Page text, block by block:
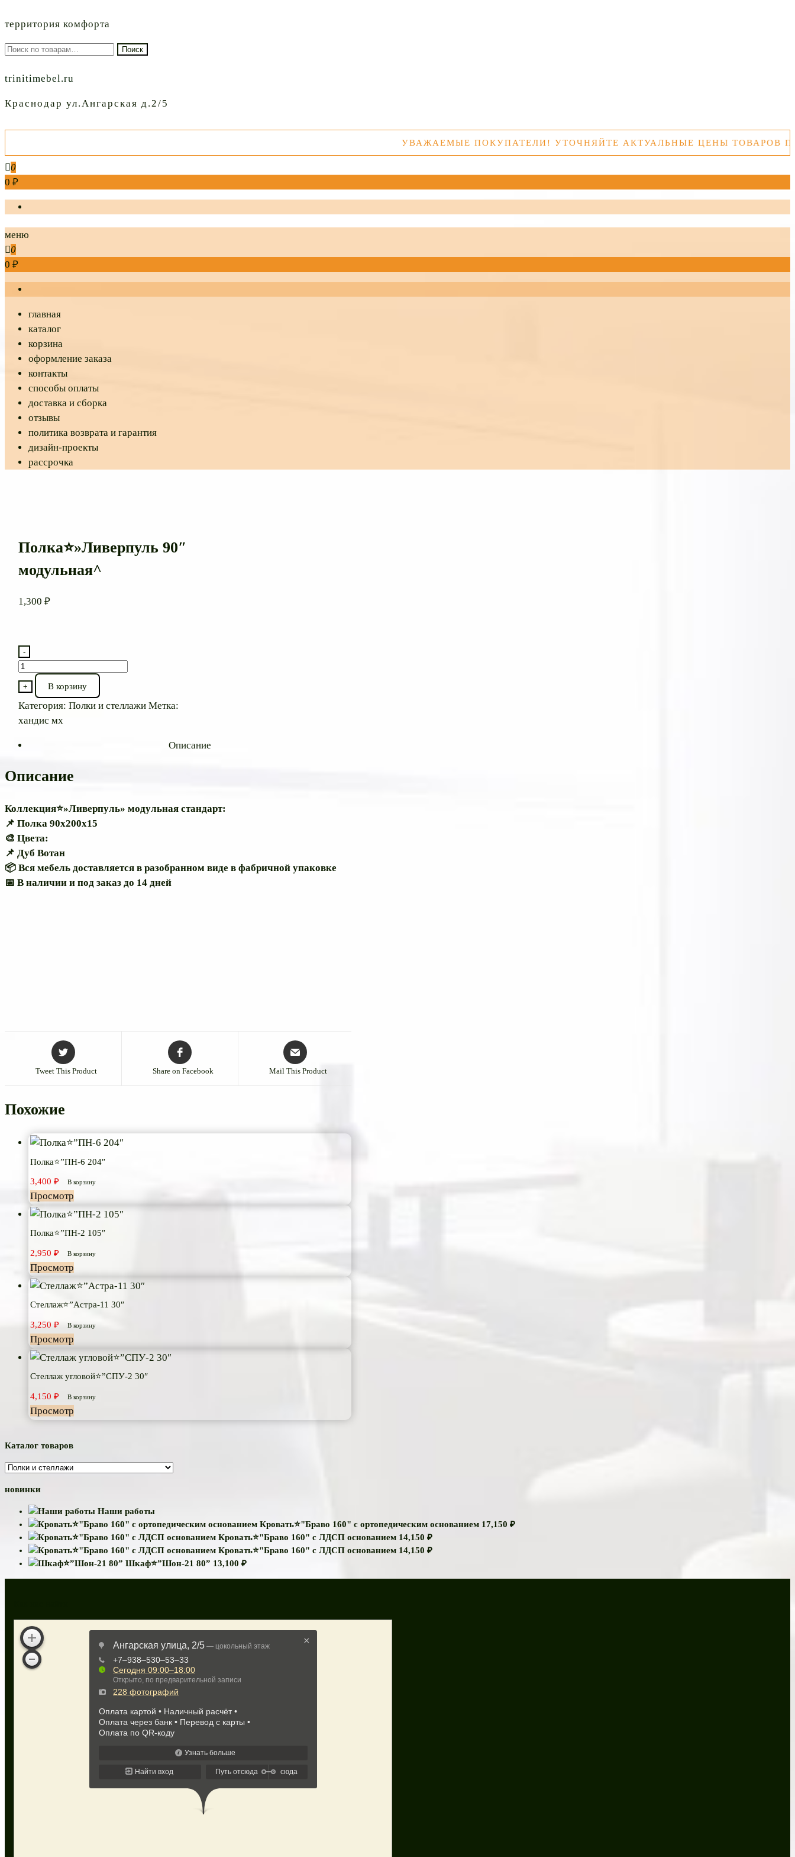
территория комфорта
Искать: Поиск
trinitimebel.ru
Краснодар ул.Ангарская д.2/5
УВАЖАЕМЫЕ ПОКУПАТЕЛИ! УТОЧНЯЙТЕ АКТУАЛЬНЫЕ ЦЕНЫ ТОВАРОВ ПЕРЕД
0
0 ₽
меню
0
0 ₽
главная
каталог
корзина
оформление заказа
контакты
способы оплаты
доставка и сборка
отзывы
политика возврата и гарантия
дизайн-проекты
рассрочка
Полка⭐»Ливерпуль 90″
модульная^
1,300₽
-
Количество
товара
Полка⭐"Ливерпуль
90"
модульная^
+ В корзину
Категория:Полки и стеллажи Метка:
хандис мх
Описание
Описание
Коллекция⭐»Ливерпуль» модульная стандарт:
📌 Полка 90х200х15
️️️️️️🎨 Цвета:
📌 Дуб Вотан
📦 Вся мебель доставляется в разобранном виде в фабричной упаковке
📅 В наличии и под заказ до 14 дней
Tweet This Product Share on Facebook Mail This Product
Похожие
Полка⭐”ПН-6 204″
3,400 ₽ В корзину
Просмотр
Полка⭐”ПН-2 105″
2,950 ₽ В корзину
Просмотр
Стеллаж⭐”Астра-11 30″
3,250 ₽ В корзину
Просмотр
Стеллаж угловой⭐”СПУ-2 30″
4,150 ₽ В корзину
Просмотр
Каталог товаров
новинки
Наши работы
Кровать⭐"Браво 160" с ортопедическим основанием 17,150 ₽
Кровать⭐"Браво 160" с ЛДСП основанием 14,150 ₽
Кровать⭐"Браво 160" с ЛДСП основанием 14,150 ₽
Шкаф⭐”Шон-21 80” 13,100 ₽